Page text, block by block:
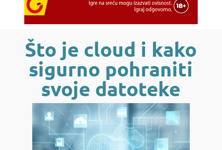
Što je cloud i kako
sigurno pohraniti
svoje datoteke